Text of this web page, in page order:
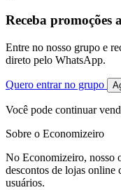
Receba promoções
Entre no nosso grupo e
direto pelo WhatsApp.
Quero entrar no grupo
Você pode continuar
Sobre o Economizeiro
No Economizeiro, nosso
descontos de lojas online
usuários.